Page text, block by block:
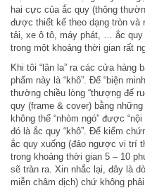
hai cực của ắc quy (thông
được thiết kế theo dạng tròn
tải, xe ô tô, máy phát, … ắc
trong một khoảng thời gian rất
Khi tôi “lân la” ra các cửa hàng
phẩm này là “khô”. Để “biện
thường chiều lòng “thượng đế
quy (frame & cover) bằng
không thể “nhòm ngó” được
đó là ắc quy “khô”. Để kiểm
ắc quy xuống (đảo ngược vị trí
trong khoảng thời gian 5 – 10
sẽ tràn ra. Xin nhắc lại, đây là
miễn châm dịch) chứ không